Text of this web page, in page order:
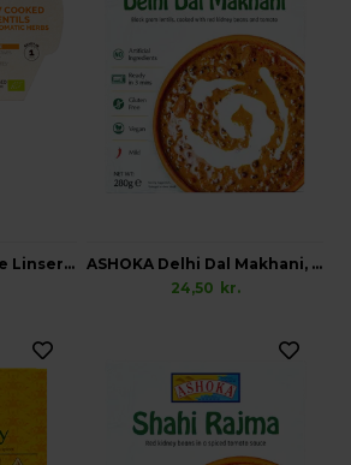
AMIO Langtidskogte Linser m/Krydderurter, Økologisk Glutenfri
ASHOKA Delhi Dal Makhani, Glutenfri Vegansk
24,50 kr.